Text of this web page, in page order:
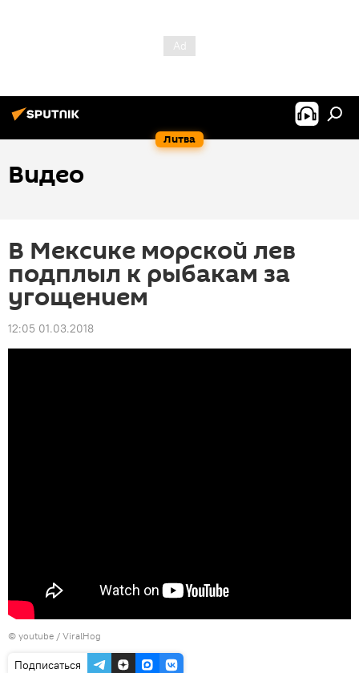
Литва
Видео
В Мексике морской лев
подплыл к рыбакам за
угощением
12:05 01.03.2018
© youtube / ViralHog
Подписаться